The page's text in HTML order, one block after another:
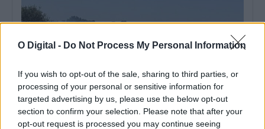
O Digital - Do Not Process My Personal Information
If you wish to opt-out of the sale, sharing to third parties, or
processing of your personal or sensitive information for
targeted advertising by us, please use the below opt-out
section to confirm your selection. Please note that after your
opt-out request is processed you may continue seeing